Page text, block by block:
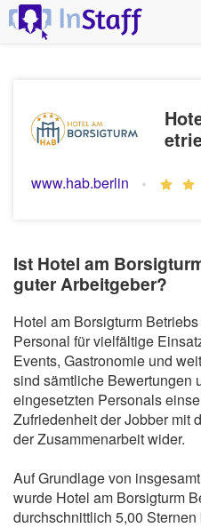
www.hab.berlin
Ist Hotel am
guter Arbeitgeber?
Hotel am Borsigturm
Personal für vielfältige
Events, Gastronomie und
sind sämtliche Bewertungen
eingesetzten Personals
Zufriedenheit der Jobber mit
der Zusammenarbeit wider.
Auf Grundlage von
wurde Hotel am Borsigturm
durchschnittlich 5,00 Sternen